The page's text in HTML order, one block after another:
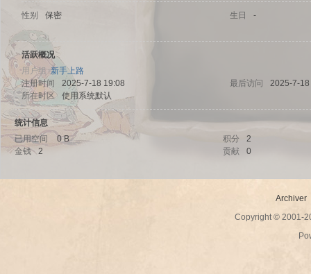
uz!
性别 保密 生日 -
活跃概况
用户组新手上路
注册时间
2025-7-18 19:08 最后访问
2025-7-
所在时区
使用系统默认
统计信息
已用空间
0 B 积分
2
金钱
2 贡献 0
Archiver
Copyright © 2001-